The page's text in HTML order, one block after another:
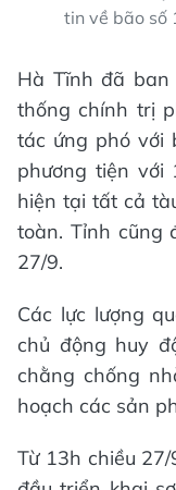
tin về bão số
Hà Tĩnh đã
thống chính trị
tác ứng phó với
phương tiện với
hiện tại tất cả
toàn. Tỉnh cũng
27/9.
Các lực lượng
chủ động huy
chằng chống
hoạch các sản
Từ 13h chiều